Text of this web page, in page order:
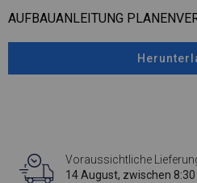
AUFBAUANLEITUNG
Voraussichtliche
14 August, zwischen